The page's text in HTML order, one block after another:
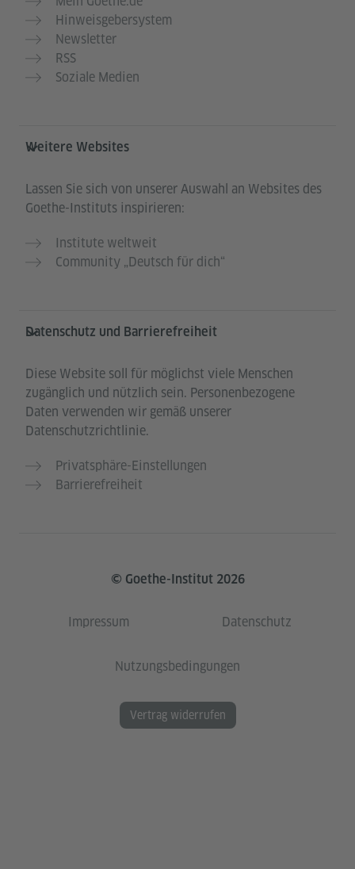
Hinweisgebersystem
Newsletter
RSS
Soziale Medien
Weitere Websites
Lassen Sie sich von unserer Auswahl an Websites des
Goethe-Instituts inspirieren:
Institute weltweit
Community „Deutsch für dich“
Datenschutz und Barrierefreiheit
Diese Website soll für möglichst viele Menschen
zugänglich und nützlich sein. Personenbezogene
Daten verwenden wir gemäß unserer
Datenschutzrichtlinie.
Privatsphäre-Einstellungen
Barrierefreiheit
© Goethe-Institut 2026
Impressum Datenschutz
Nutzungsbedingungen
Vertrag widerrufen